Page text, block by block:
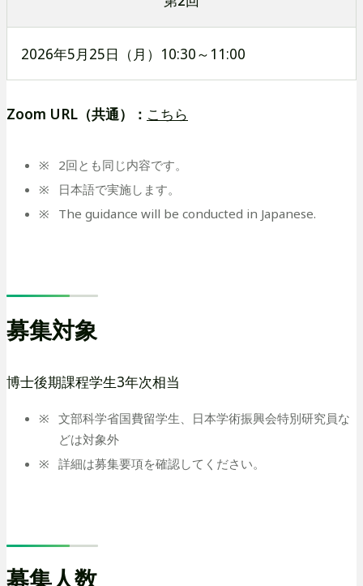
2026年5月25日（月）10:30～11:00
Zoom URL（共通）： こちら
2回とも同じ内容です。
日本語で実施します。
The guidance will be conducted in Japanese.
募集対象
博士後期課程学生3年次相当
文部科学省国費留学生、日本学術振興会特別研究員な
どは対象外
詳細は募集要項を確認してください。
募集人数